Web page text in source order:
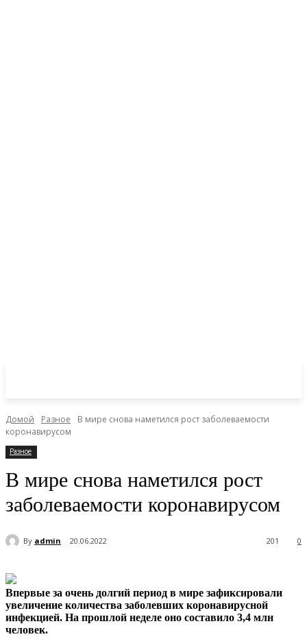
Домой Разное
В мире снова наметился рост заболеваемости
коронавирусом
Разное
В мире снова наметился рост
заболеваемости коронавирусом
By admin 20.06.2022 0
201
Впервые за очень долгий период в мире зафиксировали
увеличение количества заболевших коронавирусной
инфекцией. На прошлой неделе оно составило 3,4 млн
человек.